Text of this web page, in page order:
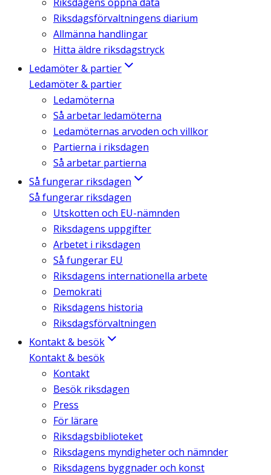
Riksdagsförvaltningens diarium
Allmänna handlingar
Hitta äldre riksdagstryck
Ledamöter & partier
Ledamöter & partier
Ledamöterna
Så arbetar ledamöterna
Ledamöternas arvoden och villkor
Partierna i riksdagen
Så arbetar partierna
Så fungerar riksdagen
Så fungerar riksdagen
Utskotten och EU-nämnden
Riksdagens uppgifter
Arbetet i riksdagen
Så fungerar EU
Riksdagens internationella arbete
Demokrati
Riksdagens historia
Riksdagsförvaltningen
Kontakt & besök
Kontakt & besök
Kontakt
Besök riksdagen
Press
För lärare
Riksdagsbiblioteket
Riksdagens myndigheter och nämnder
Riksdagens byggnader och konst